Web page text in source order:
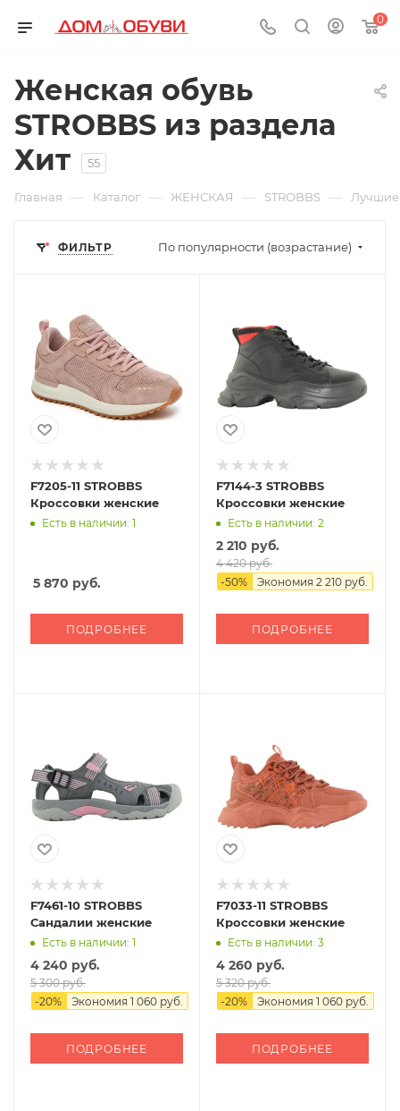
0
Женская обувь
STROBBS из раздела
Хит
55
Главная — Каталог — ЖЕНСКАЯ — STROBBS —
ФИЛЬТР По популярности (возрастание)
F7205-11 STROBBS
Кроссовки женские
Есть в наличии: 1
5 870 руб.
ПОДРОБНЕЕ
F7144-3 STROBBS
Кроссовки женские
Есть в наличии: 2
2 210 руб.
4 420 руб.
-50% Экономия 2 210 руб.
ПОДРОБНЕЕ
F7461-10 STROBBS
Сандалии женские
Есть в наличии: 1
4 240 руб.
5 300 руб.
-20% Экономия 1 060 руб.
ПОДРОБНЕЕ
F7033-11 STROBBS
Кроссовки женские
Есть в наличии: 3
4 260 руб.
5 320 руб.
-20% Экономия 1 060 руб.
ПОДРОБНЕЕ